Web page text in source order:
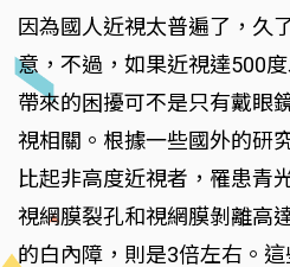
因為國人近視太普遍了，久
意，不過，如果近視達500
帶來的困擾可不是只有戴眼
視相關。根據一些國外的研
比起非高度近視者，罹患青
視網膜裂孔和視網膜剝離高
的白內障，則是3倍左右。